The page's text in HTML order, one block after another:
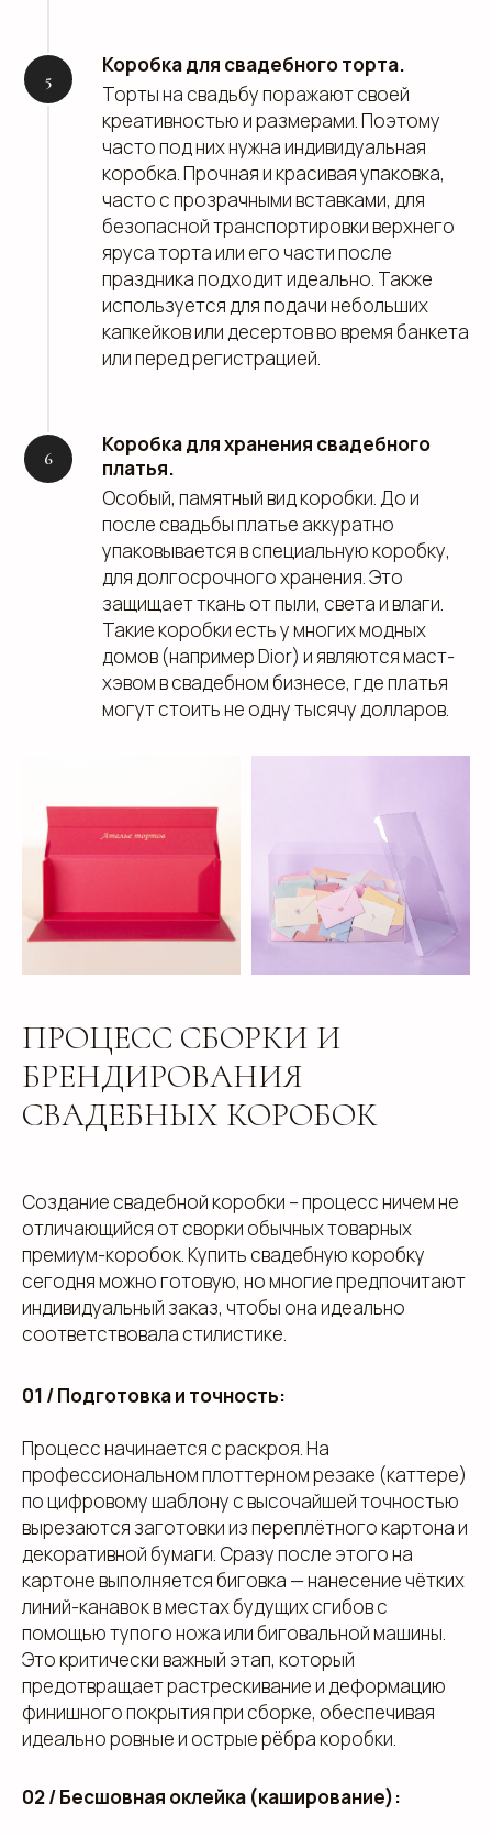
Коробка для свадебного торта.
Торты на свадьбу поражают своей
креативностью и размерами. Поэтому
часто под них нужна индивидуальная
коробка. Прочная и красивая упаковка,
часто с прозрачными вставками, для
безопасной транспортировки верхнего
яруса торта или его части после
праздника подходит идеально. Также
используется для подачи небольших
капкейков или десертов во время банкета
или перед регистрацией.
Коробка для хранения свадебного
платья.
Особый, памятный вид коробки. До и
после свадьбы платье аккуратно
упаковывается в специальную коробку,
для долгосрочного хранения. Это
защищает ткань от пыли, света и влаги.
Такие коробки есть у многих модных
домов (например Dior) и являются маст-
хэвом в свадебном бизнесе, где платья
могут стоить не одну тысячу долларов.
ПРОЦЕСС СБОРКИ И
БРЕНДИРОВАНИЯ
СВАДЕБНЫХ КОРОБОК
Создание свадебной коробки – процесс ничем не
отличающийся от сворки обычных товарных
премиум-коробок. Купить свадебную коробку
сегодня можно готовую, но многие предпочитают
индивидуальный заказ, чтобы она идеально
соответствовала стилистике.
01 / Подготовка и точность:
Процесс начинается с раскроя. На
профессиональном плоттерном резаке (каттере)
по цифровому шаблону с высочайшей точностью
вырезаются заготовки из переплётного картона и
декоративной бумаги. Сразу после этого на
картоне выполняется биговка — нанесение чётких
линий-канавок в местах будущих сгибов с
помощью тупого ножа или биговальной машины.
Это критически важный этап, который
предотвращает растрескивание и деформацию
финишного покрытия при сборке, обеспечивая
идеально ровные и острые рёбра коробки.
02 / Бесшовная оклейка (каширование):